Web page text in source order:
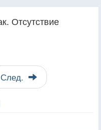
Отсутствие
След.